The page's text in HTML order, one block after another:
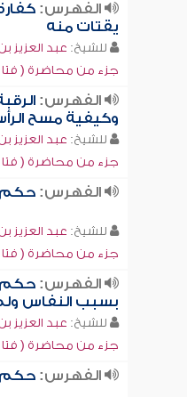
الفهرس:
يقتات منه
للشيخ: عبد العزيز بن
جزء من محاضرة ( فتاوى
الفهرس:
وكيفية مسح
للشيخ: عبد العزيز بن
جزء من محاضرة ( فتاوى
الفهرس:حكم
للشيخ: عبد العزيز بن
جزء من محاضرة ( فتاوى
الفهرس:حكم
بسبب النفاس
للشيخ: عبد العزيز بن
جزء من محاضرة ( فتاوى
الفهرس:حكم